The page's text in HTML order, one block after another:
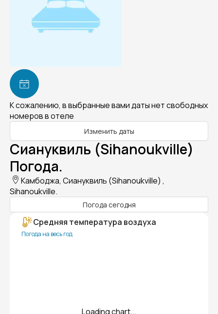
К сожалению, в выбранные вами даты нет свободных
номеров в отеле
Изменить даты
Сиануквиль (Sihanoukville)
Погода.
Камбоджа, Сиануквиль (Sihanoukville) ,
Sihanoukville.
Погода сегодня
Средняя температура воздуха
Погода на весь год
Loading chart...